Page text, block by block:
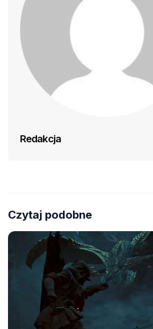
Redakcja
Czytaj podobne